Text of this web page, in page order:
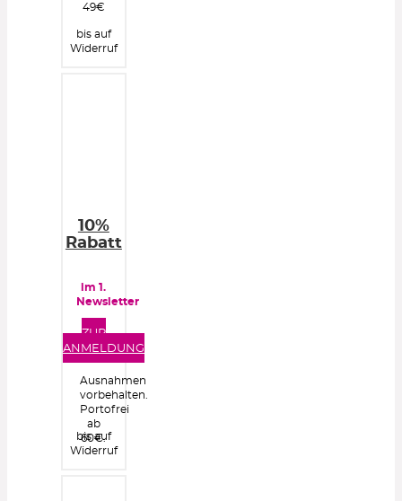
49€
bis auf
Widerruf
10%
Rabatt
im 1.
Newsletter
ZUR
ANMELDUNG
Ausnahmen
vorbehalten.
Portofrei
ab
60€.
bis auf
Widerruf